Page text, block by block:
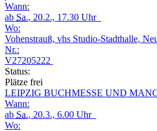
Wann:
ab Sa., 20.2., 17.30 Uhr
Wo:
Vohenstrauß, vhs Studio-Stadthalle,
Nr.:
V27205222
Status:
Plätze frei
LEIPZIG BUCHMESSE UND
Wann:
ab Sa., 20.3., 6.00 Uhr
Wo: